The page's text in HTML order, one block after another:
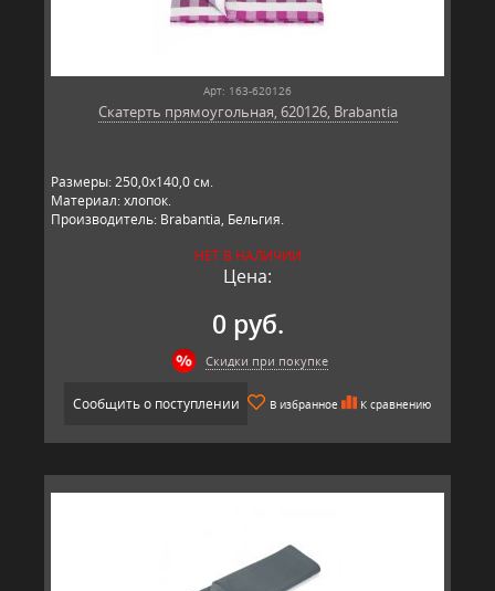
Арт: 163-620126
Скатерть прямоугольная, 620126, Brabantia
Размеры: 250,0х140,0 см.
Материал: хлопок.
Производитель: Brabantia, Бельгия.
НЕТ В НАЛИЧИИ
Цена:
0 руб.
Скидки при покупке
Сообщить о поступлении В избранное К сравнению